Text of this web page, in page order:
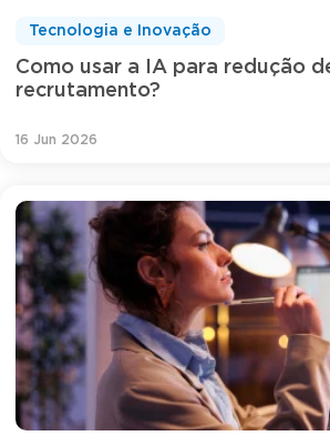
Como usar a IA para redução
recrutamento?
Tecnologia e Inovação
16 Jun 2026